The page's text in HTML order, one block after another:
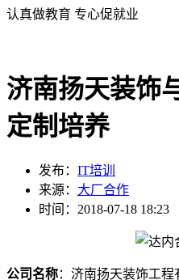
认真做教育 专心促就业
济南扬天装饰
定制培养
发布： IT培训
来源： 大厂合作
时间：2018-07-18 18:23
公司名称：济南扬天装饰工程